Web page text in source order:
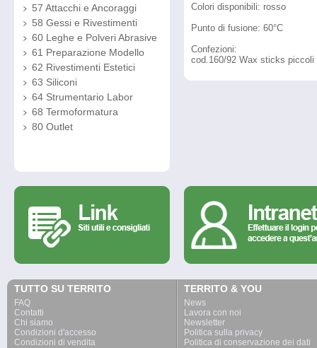
57 Attacchi e Ancoraggi
58 Gessi e Rivestimenti
60 Leghe e Polveri Abrasive
61 Preparazione Modello
62 Rivestimenti Estetici
63 Siliconi
64 Strumentario Labor
68 Termoformatura
80 Outlet
Colori disponibili: rosso
Punto di fusione: 60°C
Confezioni:
cod.160/92 Wax sticks
TUTTO SU TERRITO
FAQ
Contatti
Chi siamo
Condizioni d'accesso
Condizioni di vendita
TERRITO & YOU
News
Lavora con noi
Newsletter
Politica sulla privacy
Politica di conservazione dei dati